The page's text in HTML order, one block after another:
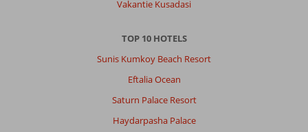
Vakantie Kusadasi
TOP 10 HOTELS
Sunis Kumkoy Beach Resort
Eftalia Ocean
Saturn Palace Resort
Haydarpasha Palace